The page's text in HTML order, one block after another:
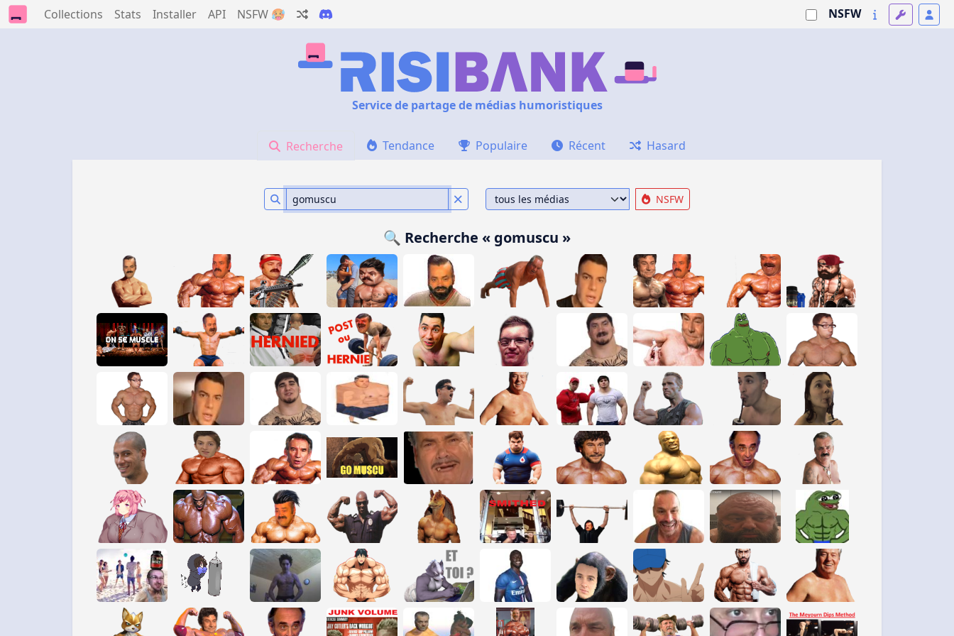
Collections Stats Installer API NSFW 🥵 NSFW
Service de partage de médias humoristiques
Recherche Tendance Populaire Récent Hasard
NSFW
🔍 Recherche « gomuscu »